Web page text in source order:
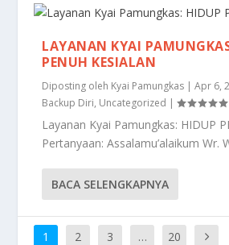
LAYANAN KYAI
PENUH KESIALAN
Diposting oleh Kyai Pamungkas |Apr 6,
Backup Diri, Uncategorized |
Layanan Kyai Pamungkas: HIDUP
Pertanyaan: Assalamu’alaikum Wr.
BACA SELENGKAPNYA
1 2 3 … 20